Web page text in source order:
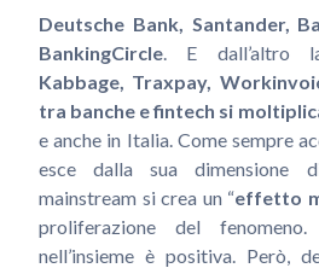
Deutsche Bank, Santander,
BankingCircle . E dall’altro
Kabbage, Traxpay,
tra banche e fintech si
e anche in Italia. Come sempre
esce dalla sua dimensione
mainstream si crea un “effetto
proliferazione del
nell’insieme è positiva. Però,